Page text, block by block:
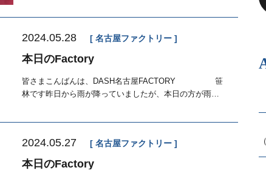
2024.05.28 名古屋ファクトリー
本日のFactory
皆さまこんばんは、DASH名古屋FACTORY 笹
林です昨日から雨が降っていましたが、本日の方が雨
2024.05.27 名古屋ファクトリー
本日のFactory